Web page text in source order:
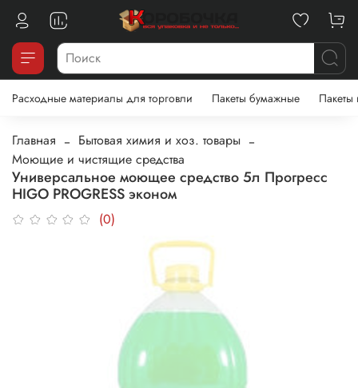
Расходные материалы для торговли Пакеты бумажные Пакеты
Главная
Бытовая химия и хоз. товары
Моющие и чистящие средства
Универсальное моющее средство 5л Прогресс
HIGO PROGRESS эконом
(0)